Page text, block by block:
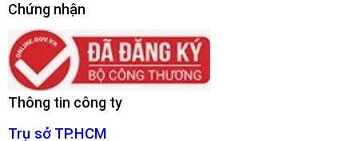
Chứng nhận
Thông tin công ty
Trụ sở TP.HCM